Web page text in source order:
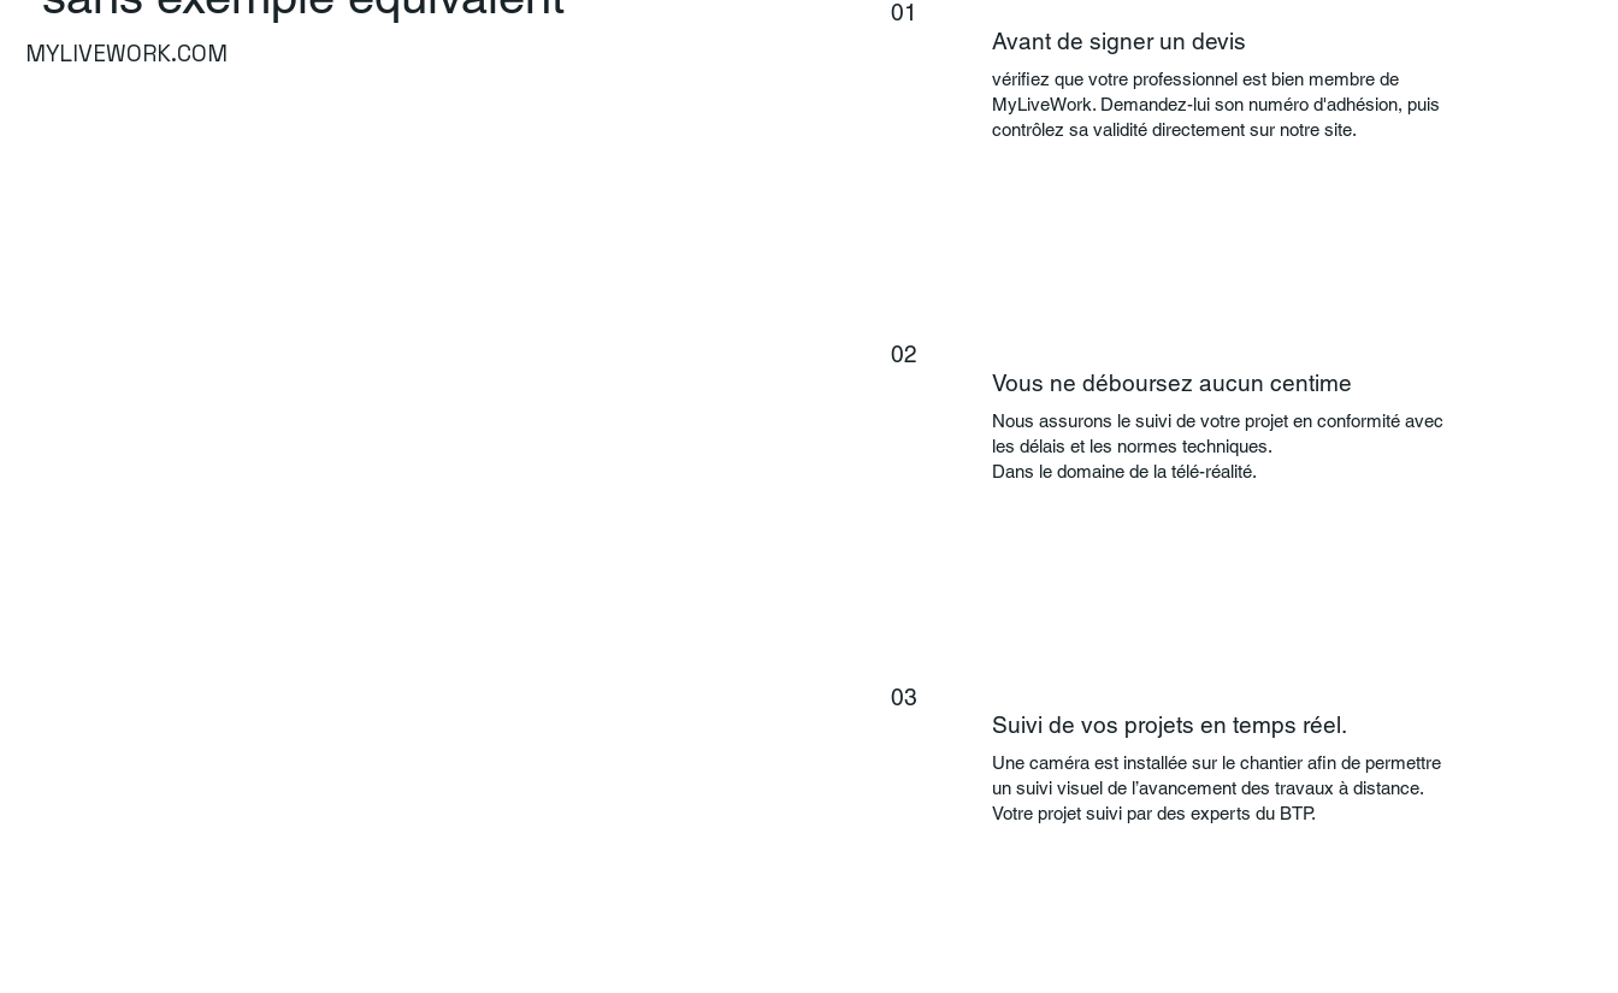
MYLIVEWORK.COM
01
Avant de signer un devis
vérifiez que votre professionnel est bien membre de
MyLiveWork. Demandez-lui son numéro d'adhésion, puis
contrôlez sa validité directement sur notre site.
02
Vous ne déboursez aucun centime
Nous assurons le suivi de votre projet en conformité avec
les délais et les normes techniques.
Dans le domaine de la télé-réalité.
03
Suivi de vos projets en temps réel.
Une caméra est installée sur le chantier afin de permettre
un suivi visuel de l’avancement des travaux à distance.
Votre projet suivi par des experts du BTP.